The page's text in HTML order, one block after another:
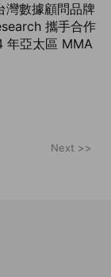
灣數據顧問品牌
攜手合作
年亞太區 MMA
Next >>